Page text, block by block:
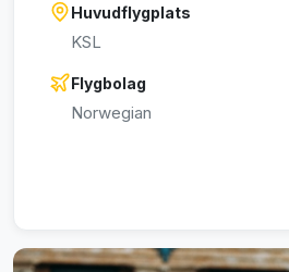
Huvudflygplats
KSL
Flygbolag
Norwegian